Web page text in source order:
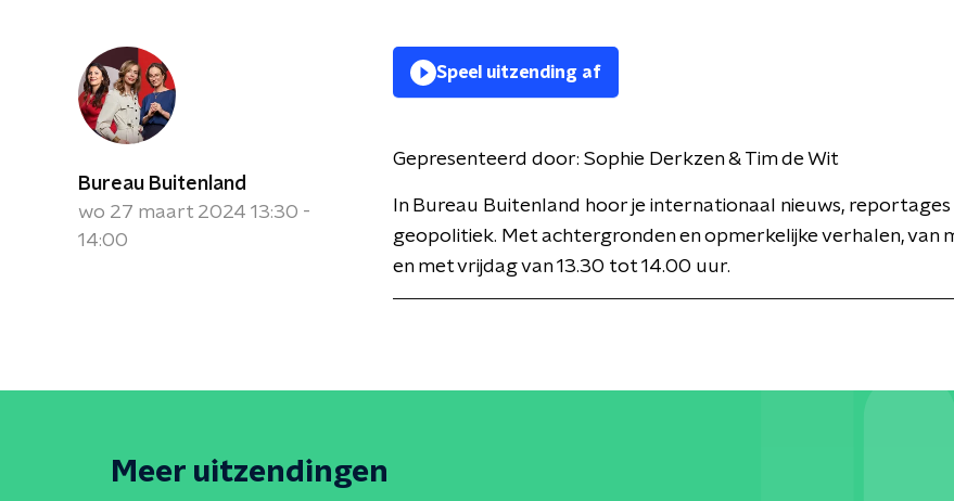
Bureau Buitenland
wo 27 maart 2024 13:30 -
14:00
Speel uitzending af
Gepresenteerd door: Sophie Derkzen & Tim de Wit
In Bureau Buitenland hoor je internationaal nieuws, reportages
geopolitiek. Met achtergronden en opmerkelijke verhalen, van
en met vrijdag van 13.30 tot 14.00 uur.
Meer uitzendingen